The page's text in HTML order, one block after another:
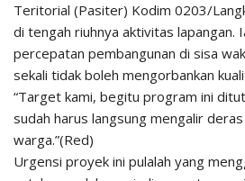
Teritorial (Pasiter) Kodim 0203/
di tengah riuhnya aktivitas lapangan.
percepatan pembangunan di sisa
sekali tidak boleh mengorbankan
“Target kami, begitu program ini
sudah harus langsung mengalir
warga.”(Red)
​Urgensi proyek ini pulalah yang